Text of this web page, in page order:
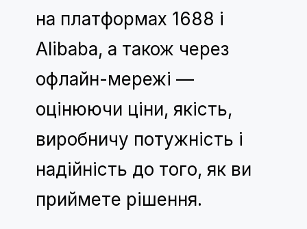
на платформах 1688 і
Alibaba, а також через
офлайн-мережі —
оцінюючи ціни, якість,
виробничу потужність і
надійність до того, як ви
приймете рішення.